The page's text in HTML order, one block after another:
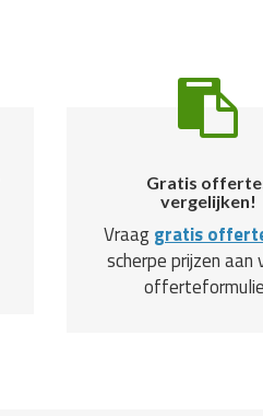
Gratis
vergelijken!
Vraaggratis
scherpe prijzen aan